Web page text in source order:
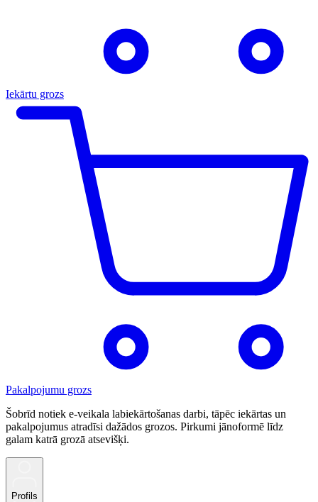
Iekārtu grozs
Pakalpojumu grozs
Šobrīd notiek e-veikala labiekārtošanas darbi, tāpēc iekārtas un
pakalpojumus atradīsi dažādos grozos. Pirkumi jānoformē līdz
galam katrā grozā atsevišķi.
Profils